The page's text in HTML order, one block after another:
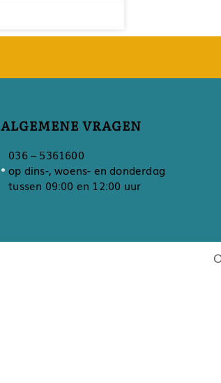
ALGEMENE VRAGEN
036 – 5361600
op dins-, woens- en donderdag
tussen 09:00 en 12:00 uur